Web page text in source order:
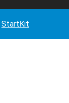
StartKit